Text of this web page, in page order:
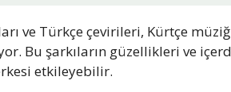
ve Türkçe çevirileri, Kürtçe
Bu şarkıların güzellikleri ve
etkileyebilir.